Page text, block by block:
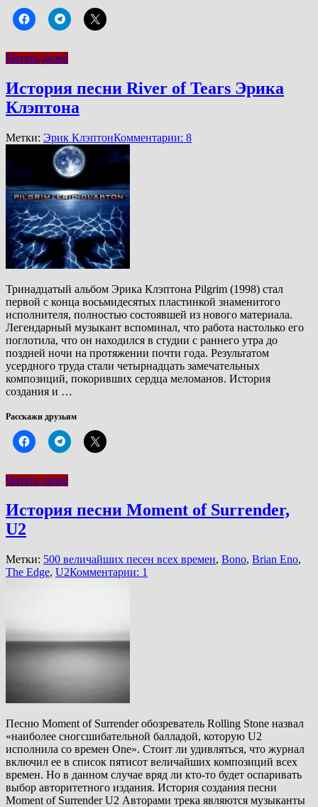
Читать далее
История песни River of Tears Эрика
Клэптона
Метки: Эрик КлэптонКомментарии: 8
Тринадцатый альбом Эрика Клэптона Pilgrim (1998) стал
первой с конца восьмидесятых пластинкой знаменитого
исполнителя, полностью состоявшей из нового материала.
Легендарный музыкант вспоминал, что работа настолько его
поглотила, что он находился в студии с раннего утра до
поздней ночи на протяжении почти года. Результатом
усердного труда стали четырнадцать замечательных
композиций, покоривших сердца меломанов. История
создания и …
Расскажи друзьям
Читать далее
История песни Moment of Surrender,
U2
Метки: 500 величайших песен всех времен, Bono, Brian Eno,
The Edge, U2Комментарии: 1
Песню Moment of Surrender обозреватель Rolling Stone назвал
«наиболее сногсшибательной балладой, которую U2
исполнила со времен One». Стоит ли удивляться, что журнал
включил ее в список пятисот величайших композиций всех
времен. Но в данном случае вряд ли кто-то будет оспаривать
выбор авторитетного издания. История создания песни
Moment of Surrender U2 Авторами трека являются музыканты